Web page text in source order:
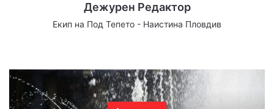
Дежурен Редактор
Екип на Под Тепето - Наистина Пловдив